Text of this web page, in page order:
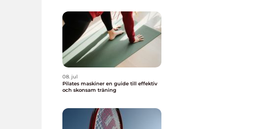
08. jul
Pilates maskiner en guide till effektiv
och skonsam träning